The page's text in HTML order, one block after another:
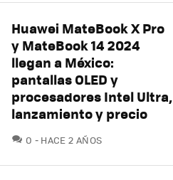
Huawei MateBook X Pro
y MateBook 14 2024
llegan a México:
pantallas OLED y
procesadores Intel Ultra,
lanzamiento y precio
0 COMENTARIOS
HACE 2 AÑOS